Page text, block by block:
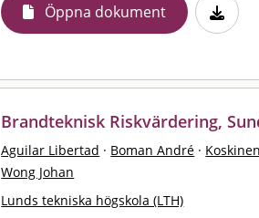
Öppna dokument
Brandteknisk Riskvärdering,
Aguilar Libertad · Boman André ·
Wong Johan
Lunds tekniska högskola (LTH)